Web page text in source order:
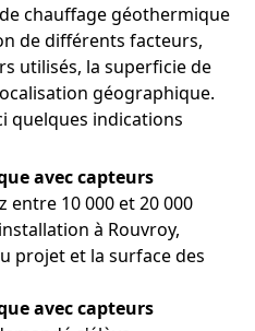
chauffage géothermique
de différents facteurs,
utilisés, la superficie de
géographique.
quelques indications
avec capteurs
entre 10 000 et 20 000
à Rouvroy,
projet et la surface des
avec capteurs